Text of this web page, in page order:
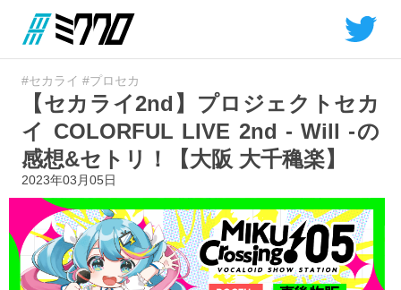
#セカライ #プロセカ
【セカライ2nd】プロジェクトセカ
イ COLORFUL LIVE 2nd - Will -の
感想&セトリ！【大阪 大千穐楽】
2023年03月05日